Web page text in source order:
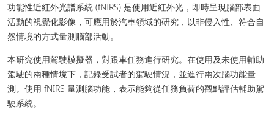
功能性近紅外光譜系統 (fNIRS) 是使用近紅外光，即時呈現腦部表面
活動的視覺化影像，可應用於汽車領域的研究，以非侵入性、符合自
然情境的方式量測腦部活動。
本研究使用駕駛模擬器，對跟車任務進行研究。在使用及未使用輔助
駕駛的兩種情境下，記錄受試者的駕駛情況，並進行兩次腦功能量
測。使用 fNIRS 量測腦功能，表示能夠從任務負荷的觀點評估輔助駕
駛系統。